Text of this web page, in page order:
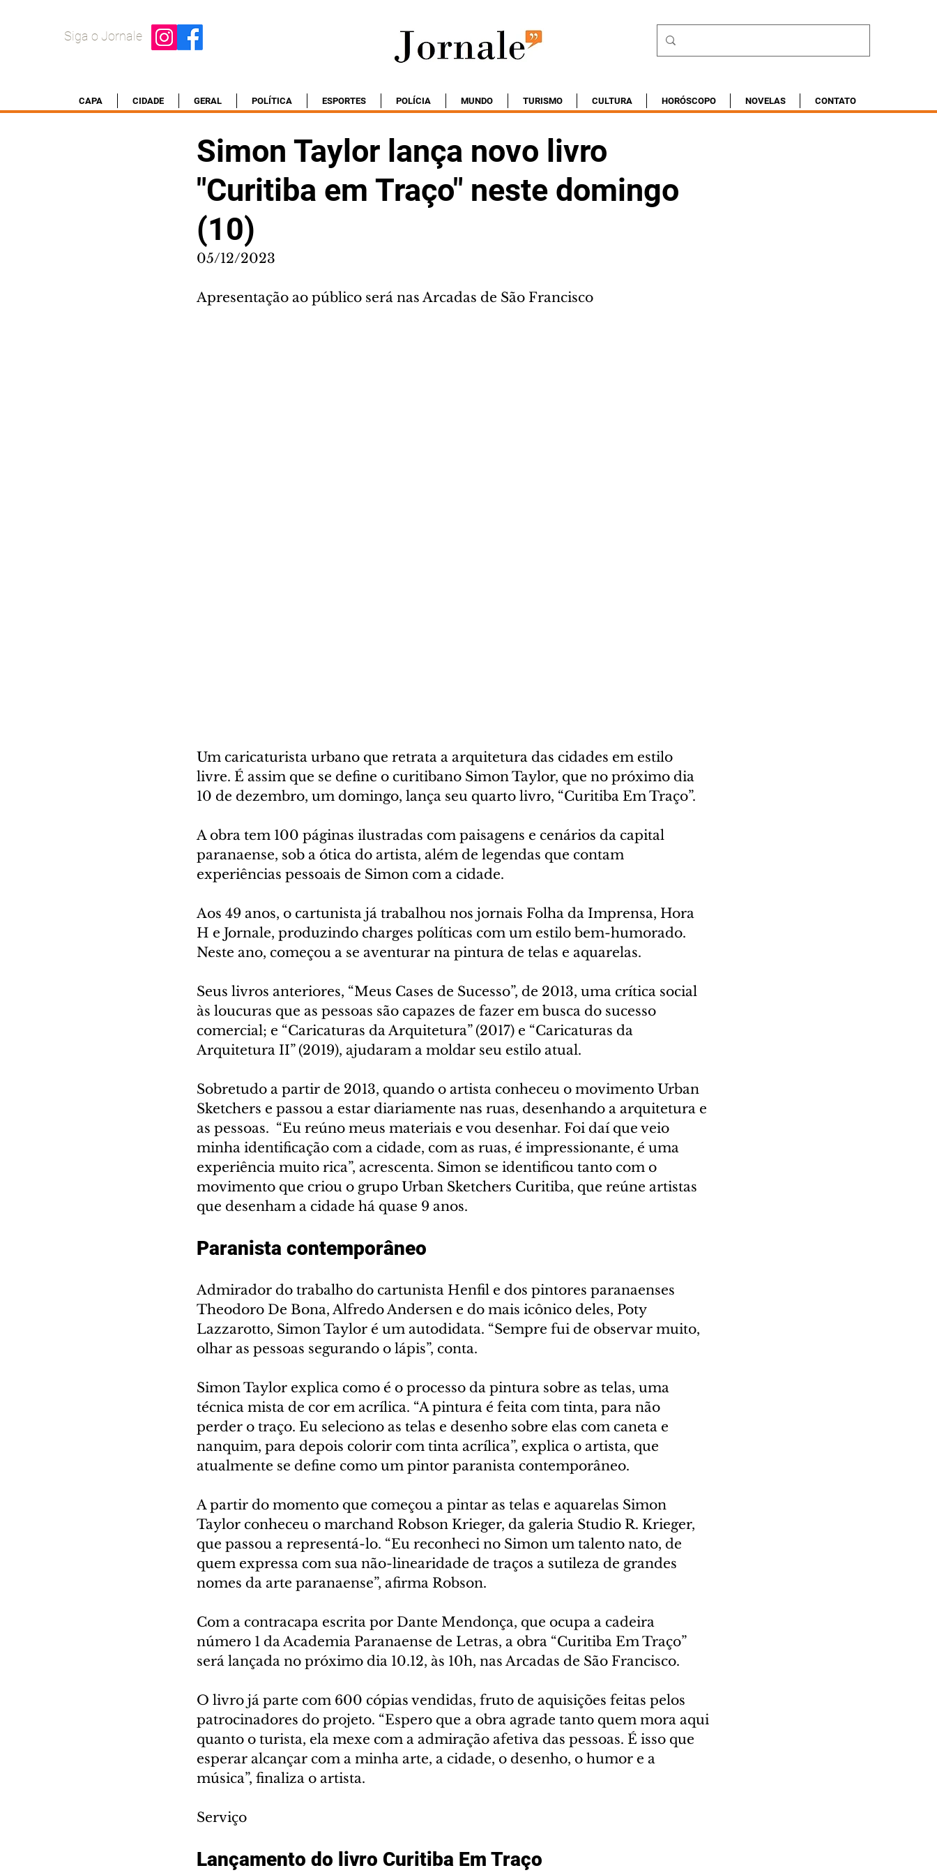
Siga o Jornale
CAPA CIDADE GERAL POLÍTICA ESPORTES POLÍCIA MUNDO TURISMO CULTURA HORÓSCOPO NOVELAS CONTATO
Simon Taylor lança novo livro
"Curitiba em Traço" neste domingo
(10)
05/12/2023
Apresentação ao público será nas Arcadas de São Francisco
Um caricaturista urbano que retrata a arquitetura das cidades em estilo
livre. É assim que se define o curitibano Simon Taylor, que no próximo dia
10 de dezembro, um domingo, lança seu quarto livro, “Curitiba Em Traço”.
A obra tem 100 páginas ilustradas com paisagens e cenários da capital
paranaense, sob a ótica do artista, além de legendas que contam
experiências pessoais de Simon com a cidade.
Aos 49 anos, o cartunista já trabalhou nos jornais Folha da Imprensa, Hora
H e Jornale, produzindo charges políticas com um estilo bem-humorado.
Neste ano, começou a se aventurar na pintura de telas e aquarelas.
Seus livros anteriores, “Meus Cases de Sucesso”, de 2013, uma crítica social
às loucuras que as pessoas são capazes de fazer em busca do sucesso
comercial; e “Caricaturas da Arquitetura” (2017) e “Caricaturas da
Arquitetura II” (2019), ajudaram a moldar seu estilo atual.
Sobretudo a partir de 2013, quando o artista conheceu o movimento Urban
Sketchers e passou a estar diariamente nas ruas, desenhando a arquitetura e
as pessoas.  “Eu reúno meus materiais e vou desenhar. Foi daí que veio
minha identificação com a cidade, com as ruas, é impressionante, é uma
experiência muito rica”, acrescenta. Simon se identificou tanto com o
movimento que criou o grupo Urban Sketchers Curitiba, que reúne artistas
que desenham a cidade há quase 9 anos.
Paranista contemporâneo
Admirador do trabalho do cartunista Henfil e dos pintores paranaenses
Theodoro De Bona, Alfredo Andersen e do mais icônico deles, Poty
Lazzarotto, Simon Taylor é um autodidata. “Sempre fui de observar muito,
olhar as pessoas segurando o lápis”, conta.
Simon Taylor explica como é o processo da pintura sobre as telas, uma
técnica mista de cor em acrílica. “A pintura é feita com tinta, para não
perder o traço. Eu seleciono as telas e desenho sobre elas com caneta e
nanquim, para depois colorir com tinta acrílica”, explica o artista, que
atualmente se define como um pintor paranista contemporâneo.
A partir do momento que começou a pintar as telas e aquarelas Simon
Taylor conheceu o marchand Robson Krieger, da galeria Studio R. Krieger,
que passou a representá-lo. “Eu reconheci no Simon um talento nato, de
quem expressa com sua não-linearidade de traços a sutileza de grandes
nomes da arte paranaense”, afirma Robson.
Com a contracapa escrita por Dante Mendonça, que ocupa a cadeira
número 1 da Academia Paranaense de Letras, a obra “Curitiba Em Traço”
será lançada no próximo dia 10.12, às 10h, nas Arcadas de São Francisco.
O livro já parte com 600 cópias vendidas, fruto de aquisições feitas pelos
patrocinadores do projeto. “Espero que a obra agrade tanto quem mora aqui
quanto o turista, ela mexe com a admiração afetiva das pessoas. É isso que
esperar alcançar com a minha arte, a cidade, o desenho, o humor e a
música”, finaliza o artista.
Serviço
Lançamento do livro Curitiba Em Traço